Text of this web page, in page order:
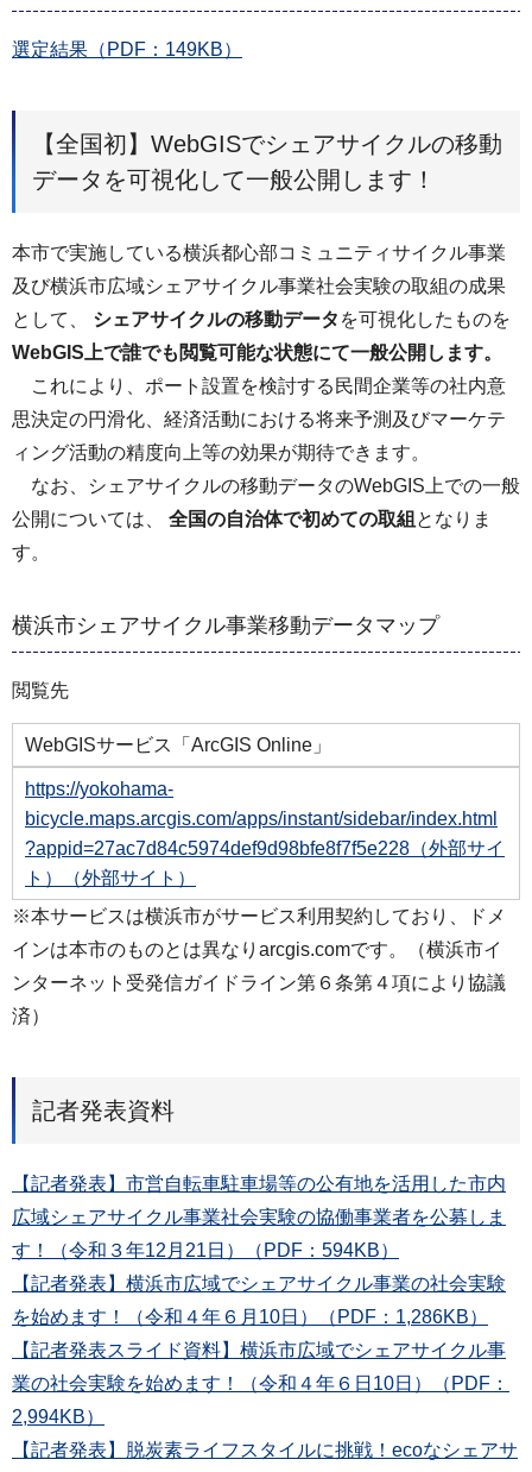
選定結果（PDF：149KB）
【全国初】WebGISでシェアサイクルの移動
データを可視化して一般公開します！
本市で実施している横浜都心部コミュニティサイクル事業
及び横浜市広域シェアサイクル事業社会実験の取組の成果
として、 シェアサイクルの移動データ を可視化したものを
WebGIS上で誰でも閲覧可能な状態にて一般公開します。
これにより、ポート設置を検討する民間企業等の社内意
思決定の円滑化、経済活動における将来予測及びマーケテ
ィング活動の精度向上等の効果が期待できます。
なお、シェアサイクルの移動データのWebGIS上での一般
公開については、 全国の自治体で初めての取組 となりま
す。
横浜市シェアサイクル事業移動データマップ
閲覧先
WebGISサービス「ArcGIS Online」
https://yokohama-
bicycle.maps.arcgis.com/apps/instant/sidebar/index.html
?appid=27ac7d84c5974def9d98bfe8f7f5e228（外部サイ
ト）（外部サイト）
※本サービスは横浜市がサービス利用契約しており、ドメ
インは本市のものとは異なりarcgis.comです。（横浜市イ
ンターネット受発信ガイドライン第６条第４項により協議
済）
記者発表資料
【記者発表】市営自転車駐車場等の公有地を活用した市内
広域シェアサイクル事業社会実験の協働事業者を公募しま
す！（令和３年12月21日）（PDF：594KB）
【記者発表】横浜市広域でシェアサイクル事業の社会実験
を始めます！（令和４年６月10日）（PDF：1,286KB）
【記者発表スライド資料】横浜市広域でシェアサイクル事
業の社会実験を始めます！（令和４年６日10日）（PDF：
2,994KB）
【記者発表】脱炭素ライフスタイルに挑戦！ecoなシェアサ